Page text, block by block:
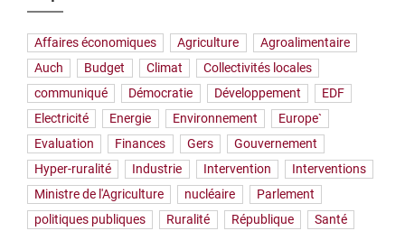
Affaires économiques Agriculture
Agroalimentaire
Auch
Budget Climat
Collectivités locales
communiqué
Démocratie Développement
EDF
Electricité
Energie Environnement
Europe`
Evaluation
Finances Gers
Gouvernement
Hyper-ruralité
Industrie Intervention
Interventions
Ministre de l'Agriculture
nucléaire
Parlement
politiques publiques
Ruralité République
Santé